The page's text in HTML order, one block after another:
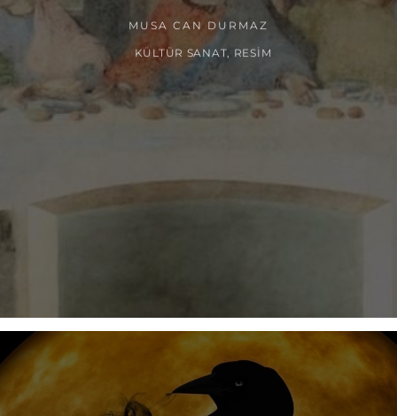
MUSA CAN DURMAZ
KÜLTÜR SANAT RESIM